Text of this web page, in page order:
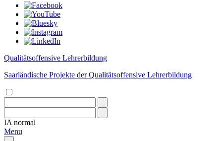
Qualitätsoffensive Lehrerbildung
Saarländische Projekte der Qualitätsoffensive Lehrerbildung
IA normal
Menu